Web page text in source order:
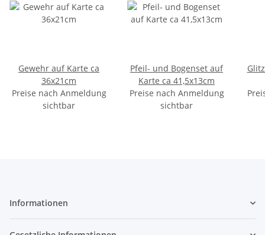
Gewehr auf Karte ca
36x21cm
Preise nach Anmeldung
sichtbar
Pfeil- und Bogenset auf
Karte ca 41,5x13cm
Preise nach Anmeldung
sichtbar
Informationen